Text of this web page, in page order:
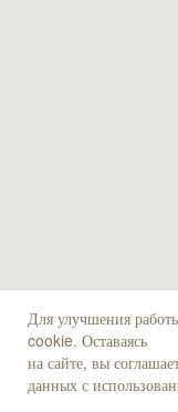
Для улучшения
cookie. Оставаясь
на сайте, вы
данных с